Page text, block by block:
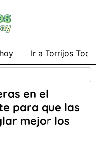
Ir a Torrijos
en el
para que las
mejor los